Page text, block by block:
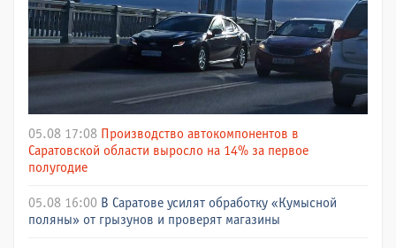
05.08 17:08 Производство автокомпонентов в
Саратовской области выросло на 14% за первое
полугодие
05.08 16:00 В Саратове усилят обработку «Кумысной
поляны» от грызунов и проверят магазины